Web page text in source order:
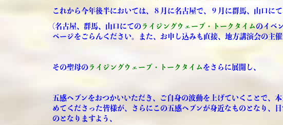
これから今年後半においては、８月に名古屋で、９月に群馬、山口に
(名古屋、群馬、山口にての ライジングウェーブ・トークタイムのイベ
ページをごらんください。また、お申し込みも直接、地方講演会の主
その聖母の ライジングウェーブ・トークタイム をさらに展開し、
五感ヘブンをおつかいいただき、ご自身の波動を上げていくことで、
めてくださった皆様が、さらにこの五感ヘブンが身近なものとなり、
のとなりますよう、